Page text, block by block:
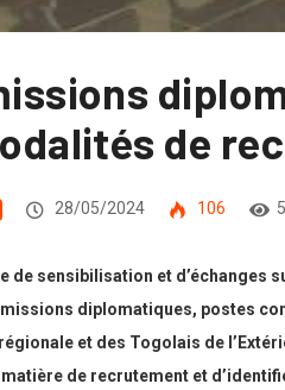
de
28/05/2024 106
de sensibilisation et d’échanges
missions diplomatiques, postes
et des Togolais de
de recrutement et